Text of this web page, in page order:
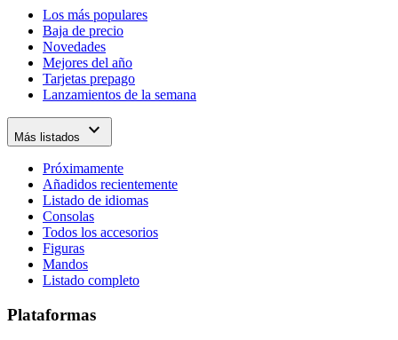
Los más populares
Baja de precio
Novedades
Mejores del año
Tarjetas prepago
Lanzamientos de la semana
Más listados expand_more
Próximamente
Añadidos recientemente
Listado de idiomas
Consolas
Todos los accesorios
Figuras
Mandos
Listado completo
Plataformas